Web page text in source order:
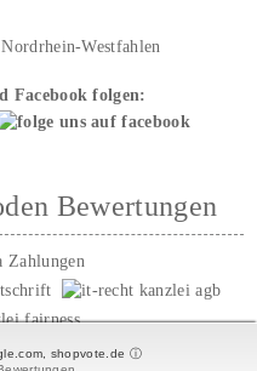
Westfahlen
Facebook folgen:
Bewertungen
shopvote.de ⓘ